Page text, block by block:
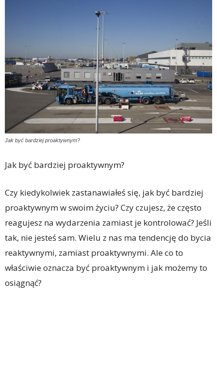
Jak być bardziej proaktywnym?
Jak być bardziej proaktywnym?
Czy kiedykolwiek zastanawiałeś się, jak być bardziej
proaktywnym w swoim życiu? Czy czujesz, że często
reagujesz na wydarzenia zamiast je kontrolować? Jeśli
tak, nie jesteś sam. Wielu z nas ma tendencję do bycia
reaktywnymi, zamiast proaktywnymi. Ale co to
właściwie oznacza być proaktywnym i jak możemy to
osiągnąć?